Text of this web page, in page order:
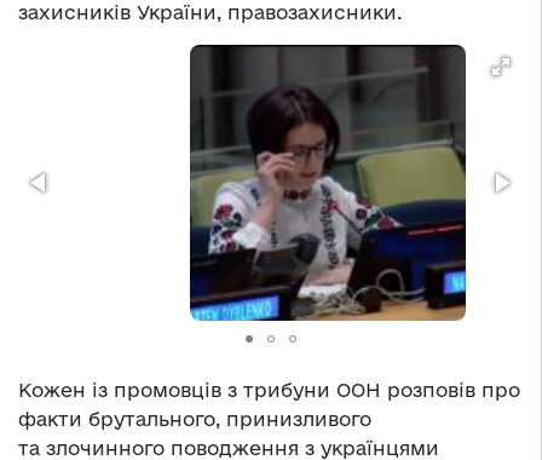
захисників України, правозахисники.
Кожен із промовців з трибуни ООН розповів про
факти брутального, принизливого
та злочинного поводження з українцями